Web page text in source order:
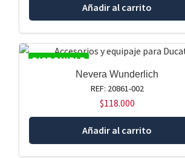
Añadir al carrito
DISPONIBLE
Nevera Wunderlich
REF: 20861-002
$118.000
Añadir al carrito